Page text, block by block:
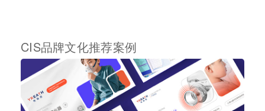
CIS品牌文化推荐案例